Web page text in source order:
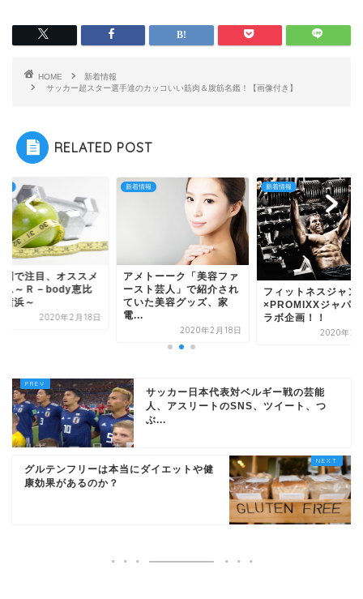
HOME
新着情報
サッカー超スター選手達のカッコいい筋肉＆腹筋名鑑！【画像付き】
RELATED POST
圏で注目、オススメ
ム～Ｒ－body恵比
横浜～
2020年2月18日
新着情報
アメトーーク「美容ファ
ースト芸人」で紹介され
ていた美容グッズ、家
電...
2020年2月18日
新着情報
フィットネスジャン
×PROMIXXジャパ
ラボ企画！！
2020年2
サッカー日本代表対ベルギー戦の芸能
人、アスリートのSNS、ツイート、つ
ぶ...
グルテンフリーは本当にダイエットや健
康効果があるのか？